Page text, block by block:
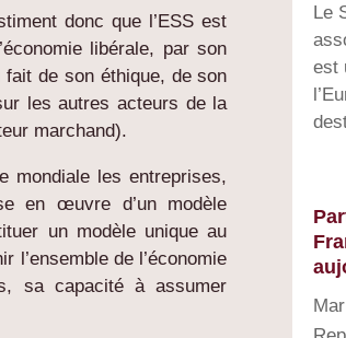
donc que l’ESS est
libérale, par son
de son éthique, de son
les autres acteurs de la
marchand).
mondiale les entreprises,
en œuvre d’un modèle
un modèle unique au
l’ensemble de l’économie
sa capacité à assumer
Le
est